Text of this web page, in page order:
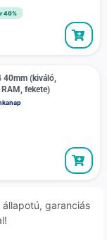
40%
40mm (kiváló,
fekete)
állapotú, garanciás